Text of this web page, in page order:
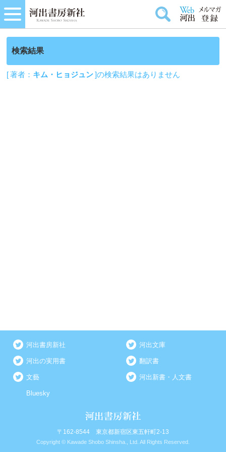
検索結果
[ 著者： キム・ヒョジュン]の検索結果はありません
河出書房新社 河出文庫
河出の実用書 翻訳書
文藝 河出新書・人文書
Bluesky
〒162-8544 東京都新宿区東五軒町2-13
Copyright © Kawade Shobo Shinsha., Ltd. All Rights Reserved.